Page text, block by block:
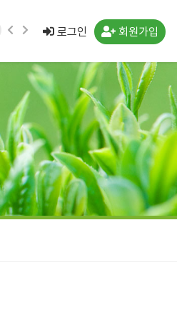
로그인 회원가입